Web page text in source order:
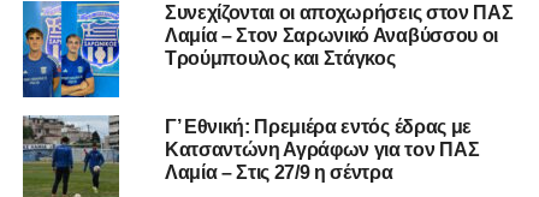
Συνεχίζονται οι αποχωρήσεις στον ΠΑΣ
Λαμία – Στον Σαρωνικό Αναβύσσου οι
Τρούμπουλος και Στάγκος
Γ’ Εθνική: Πρεμιέρα εντός έδρας με
Κατσαντώνη Αγράφων για τον ΠΑΣ
Λαμία – Στις 27/9 η σέντρα